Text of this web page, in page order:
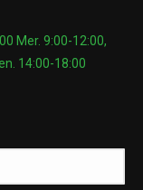
Mer. 9:00-12:00,
14:00-18:00